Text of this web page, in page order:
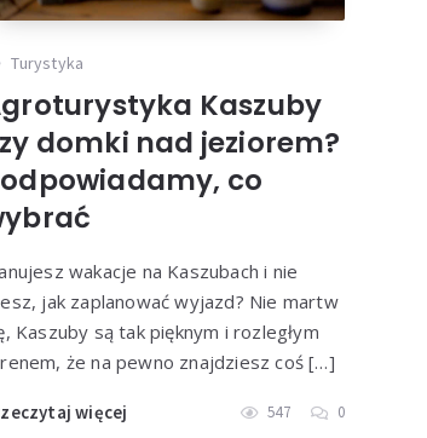
Turystyka
Kaszuby
domki nad jeziorem?
co
wakacje na Kaszubach i nie
jak zaplanować wyjazd? Nie martw
Kaszuby są tak pięknym i rozległym
że na pewno znajdziesz coś […]
więcej 547 0